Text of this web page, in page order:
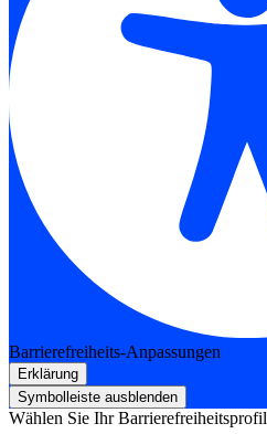
Barrierefreiheits-Anpassungen
Erklärung
Symbolleiste ausblenden
Wählen Sie Ihr Barrierefreiheitsprofil